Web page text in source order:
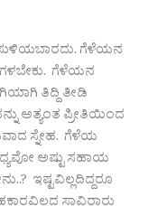
ಸುಳಿಯಬಾರದು. ಗೆಳೆಯನ
ಗೆಳೆಯನ
ತಿದ್ದಿ ತೀಡಿ
ಅತ್ಯಂತ ಪ್ರೀತಿಯಿಂದ
ಸ್ನೇಹ. ಗೆಳೆಯ
ಅಷ್ಟು ಸಹಾಯ
ಇಷ್ಟವಿಲ್ಲದಿದ್ದರೂ